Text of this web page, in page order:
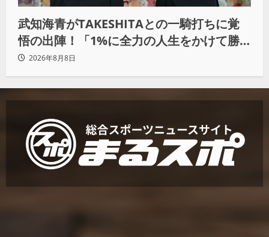
武知海青がTAKESHITAとの一騎打ちに覚
悟の出陣！「1%に全力の人生をかけて勝
ちにいきたい」
2026年8月8日